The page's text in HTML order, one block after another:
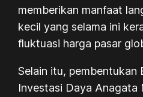
memberikan manfaat
kecil yang selama ini
fluktuasi harga pasar
Selain itu, pembentukan
Investasi Daya Anagata